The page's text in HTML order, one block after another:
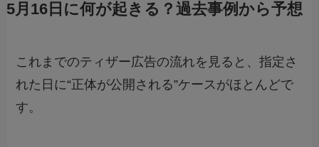
5月16日に何が起きる？過去事例から予想
これまでのティザー広告の流れを見ると、指定さ
れた日に“正体が公開される”ケースがほとんどで
す。